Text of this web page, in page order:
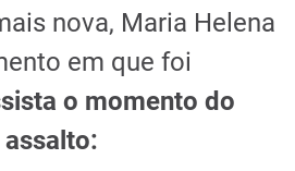
nova, Maria Helena
em que foi
o momento do
assalto: